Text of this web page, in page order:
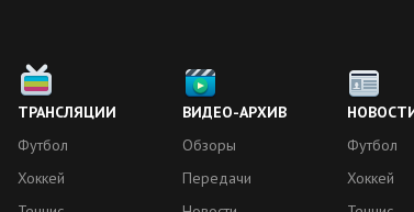
ТРАНСЛЯЦИИ
Футбол
Хоккей
ВИДЕО-АРХИВ
Обзоры
Передачи
Футбол
Хоккей